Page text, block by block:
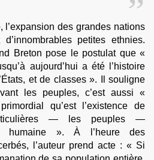
l’expansion des grandes nations
petites ethnies.
Breton pose le postulat que «
aujourd’hui a été l’histoire
et de classes ». Il souligne
les peuples, c’est aussi «
qu’est l’existence de
— les peuples —
humaine ». À l’heure des
l’auteur prend acte : « Si